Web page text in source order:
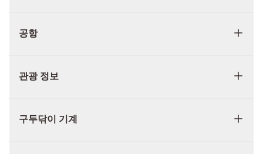
공항
관광 정보
구두닦이 기계